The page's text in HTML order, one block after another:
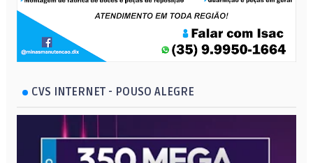
CVS INTERNET - POUSO ALEGRE